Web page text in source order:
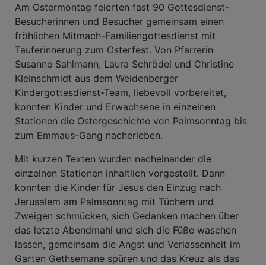
Am Ostermontag feierten fast 90 Gottesdienst-
Besucherinnen und Besucher gemeinsam einen
fröhlichen Mitmach-Familiengottesdienst mit
Tauferinnerung zum Osterfest. Von Pfarrerin
Susanne Sahlmann, Laura Schrödel und Christine
Kleinschmidt aus dem Weidenberger
Kindergottesdienst-Team, liebevoll vorbereitet,
konnten Kinder und Erwachsene in einzelnen
Stationen die Ostergeschichte von Palmsonntag bis
zum Emmaus-Gang nacherleben.
Mit kurzen Texten wurden nacheinander die
einzelnen Stationen inhaltlich vorgestellt. Dann
konnten die Kinder für Jesus den Einzug nach
Jerusalem am Palmsonntag mit Tüchern und
Zweigen schmücken, sich Gedanken machen über
das letzte Abendmahl und sich die Füße waschen
lassen, gemeinsam die Angst und Verlassenheit im
Garten Gethsemane spüren und das Kreuz als das